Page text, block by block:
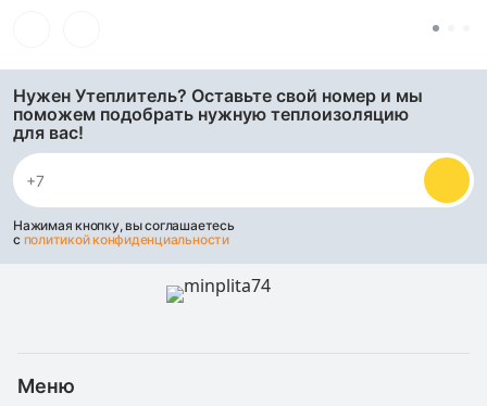
Нужен Утеплитель? Оставьте свой номер и мы
поможем подобрать нужную теплоизоляцию
для вас!
Нажимая кнопку, вы соглашаетесь
с политикой конфиденциальности
Меню